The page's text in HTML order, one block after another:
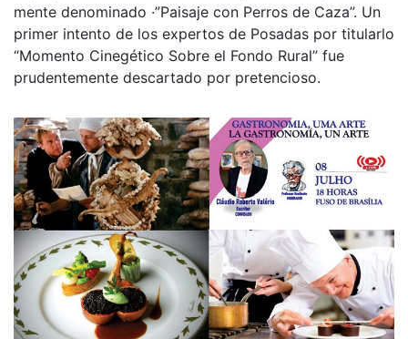
mente denominado ·”Paisaje con Perros de Caza”. Un
primer intento de los expertos de Posadas por titularlo
“Momento Cinegético Sobre el Fondo Rural” fue
prudentemente descartado por pretencioso.